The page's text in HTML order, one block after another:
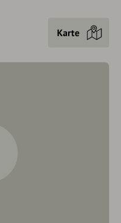
Karte